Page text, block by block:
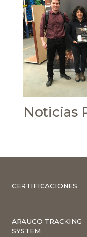
Noticias
CERTIFICACIONES
ARAUCO TRACKING
SYSTEM